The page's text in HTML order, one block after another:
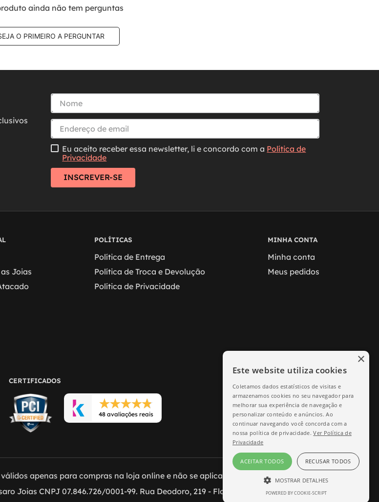
ainda não tem perguntas
O PRIMEIRO A PERGUNTAR
Eu aceito receber essa newsletter, li e concordo com a Política de
Privacidade
INSCREVER-SE
Joias
POLÍTICAS
Política de Entrega
Política de Troca e Devolução
Política de Privacidade
MINHA CONTA
Minha conta
Meus pedidos
CERTIFICADOS
48 avaliações reais
apenas para compras na loja online e não se aplicam às lojas físicas.
Joias CNPJ 07.846.726/0001-99. Rua Deodoro, 219 - Florianópolis/SC.
Este website utiliza cookies
Coletamos dados estatísticos de visitas e
armazenamos cookies no seu navegador para
melhorar sua experiência de navegação e
personalizar conteúdo e anúncios. Ao
continuar navegando você concorda com a
nossa política de privacidade.Ver Política de
Privacidade
ACEITAR TODOS RECUSAR TODOS
MOSTRAR DETALHES
ESTRITAMENTE NECESSÁRIO
POWERED BY COOKIE-SCRIPT
×